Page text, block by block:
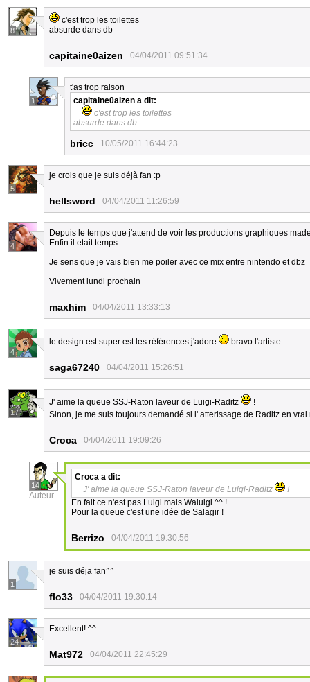
8
c'est trop les toilettes
absurde dans db
capitaine0aizen 04/04/2011 09:51:34
1
t'as trop raison
capitaine0aizen a dit:
c'est trop les toilettes
absurde dans db
bricc 10/05/2011 16:44:23
5
je crois que je suis déjà fan :p
hellsword 04/04/2011 11:26:59
4
Depuis le temps que j'attend de voir les productions graphiques
Enfin il etait temps.
Je sens que je vais bien me poiler avec ce mix entre nintendo et dbz
Vivement lundi prochain
maxhim 04/04/2011 13:33:13
4
le design est super est les références j'adore bravo l'artiste
saga67240 04/04/2011 15:26:51
17
J' aime la queue SSJ-Raton laveur de Luigi-Raditz
!
Sinon, je me suis toujours demandé si l' atterissage de Raditz en
Croca 04/04/2011 19:09:26
14
Auteur
Croca a dit:
J' aime la queue SSJ-Raton laveur de Luigi-Raditz
!
En fait ce n'est pas Luigi mais Waluigi ^^ !
Pour la queue c'est une idée de Salagir !
Berrizo 04/04/2011 19:30:56
1
je suis déja fan^^
flo33 04/04/2011 19:30:14
24
Excellent! ^^
Mat972 04/04/2011 22:45:29